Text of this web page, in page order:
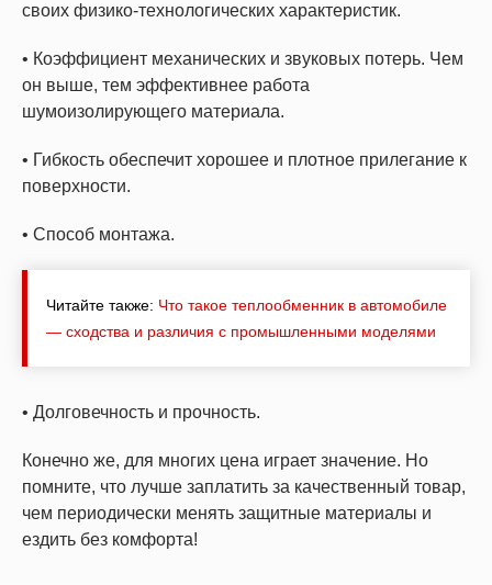
своих физико-технологических характеристик.
• Коэффициент механических и звуковых потерь. Чем
он выше, тем эффективнее работа
шумоизолирующего материала.
• Гибкость обеспечит хорошее и плотное прилегание к
поверхности.
• Способ монтажа.
Читайте также: Что такое теплообменник в автомобиле
— сходства и различия с промышленными моделями
• Долговечность и прочность.
Конечно же, для многих цена играет значение. Но
помните, что лучше заплатить за качественный товар,
чем периодически менять защитные материалы и
ездить без комфорта!